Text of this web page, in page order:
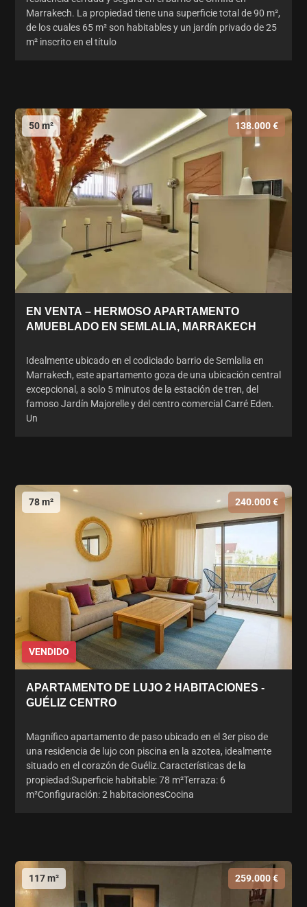
Marrakech. La propiedad tiene una superficie total de 90 m²,
de los cuales 65 m² son habitables y un jardín privado de 25
m² inscrito en el título
50 m² 138.000 €
EN VENTA – HERMOSO APARTAMENTO
AMUEBLADO EN SEMLALIA, MARRAKECH
Idealmente ubicado en el codiciado barrio de Semlalia en
Marrakech, este apartamento goza de una ubicación central
excepcional, a solo 5 minutos de la estación de tren, del
famoso Jardín Majorelle y del centro comercial Carré Eden.
Un
78 m² 240.000 €
VENDIDO
APARTAMENTO DE LUJO 2 HABITACIONES -
GUÉLIZ CENTRO
Magnífico apartamento de paso ubicado en el 3er piso de
una residencia de lujo con piscina en la azotea, idealmente
situado en el corazón de Guéliz.Características de la
propiedad:Superficie habitable: 78 m²Terraza: 6
m²Configuración: 2 habitacionesCocina
117 m² 259.000 €